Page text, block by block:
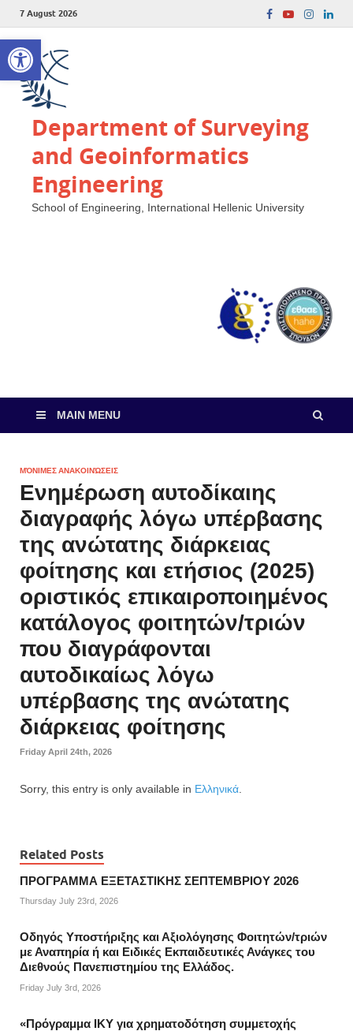
Open toolbar
7 August 2026
Department of Surveying
and Geoinformatics
Engineering
School of Engineering, International Hellenic University
MAIN MENU
ΜΌΝΙΜΕΣ ΑΝΑΚΟΙΝΏΣΕΙΣ
Ενημέρωση αυτοδίκαιης
διαγραφής λόγω υπέρβασης
της ανώτατης διάρκειας
φοίτησης και ετήσιος (2025)
οριστικός επικαιροποιημένος
κατάλογος φοιτητών/τριών
που διαγράφονται
αυτοδικαίως λόγω
υπέρβασης της ανώτατης
διάρκειας φοίτησης
Friday April 24th, 2026
Sorry, this entry is only available in Ελληνικά
Related Posts
ΠΡΟΓΡΑΜΜΑ ΕΞΕΤΑΣΤΙΚΗΣ ΣΕΠΤΕΜΒΡΙΟΥ 2026
Thursday July 23rd, 2026
Οδηγός Υποστήριξης και Αξιολόγησης Φοιτητών/τριών
με Αναπηρία ή και Ειδικές Εκπαιδευτικές Ανάγκες του
Διεθνούς Πανεπιστημίου της Ελλάδος.
Friday July 3rd, 2026
«Πρόγραμμα ΙΚΥ για χρηματοδότηση συμμετοχής